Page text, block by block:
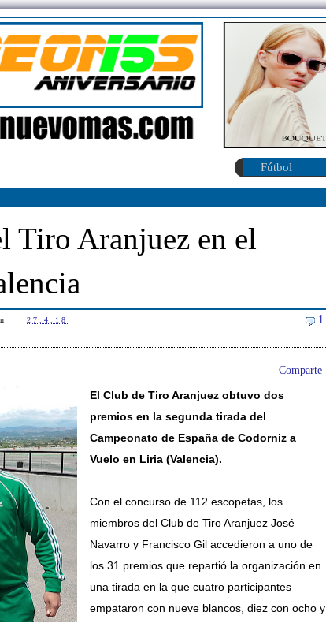
Fútbol
Tiro Aranjuez en el
27.4.18 1
Comparte
El Club de Tiro Aranjuez obtuvo dos
premios en la segunda tirada del
Campeonato de España de Codorniz a
Vuelo en Liria (Valencia).
Con el concurso de 112 escopetas, los
miembros del Club de Tiro Aranjuez José
Navarro y Francisco Gil accedieron a uno de
los 31 premios que repartió la organización en
una tirada en la que cuatro participantes
empataron con nueve blancos, diez con ocho y